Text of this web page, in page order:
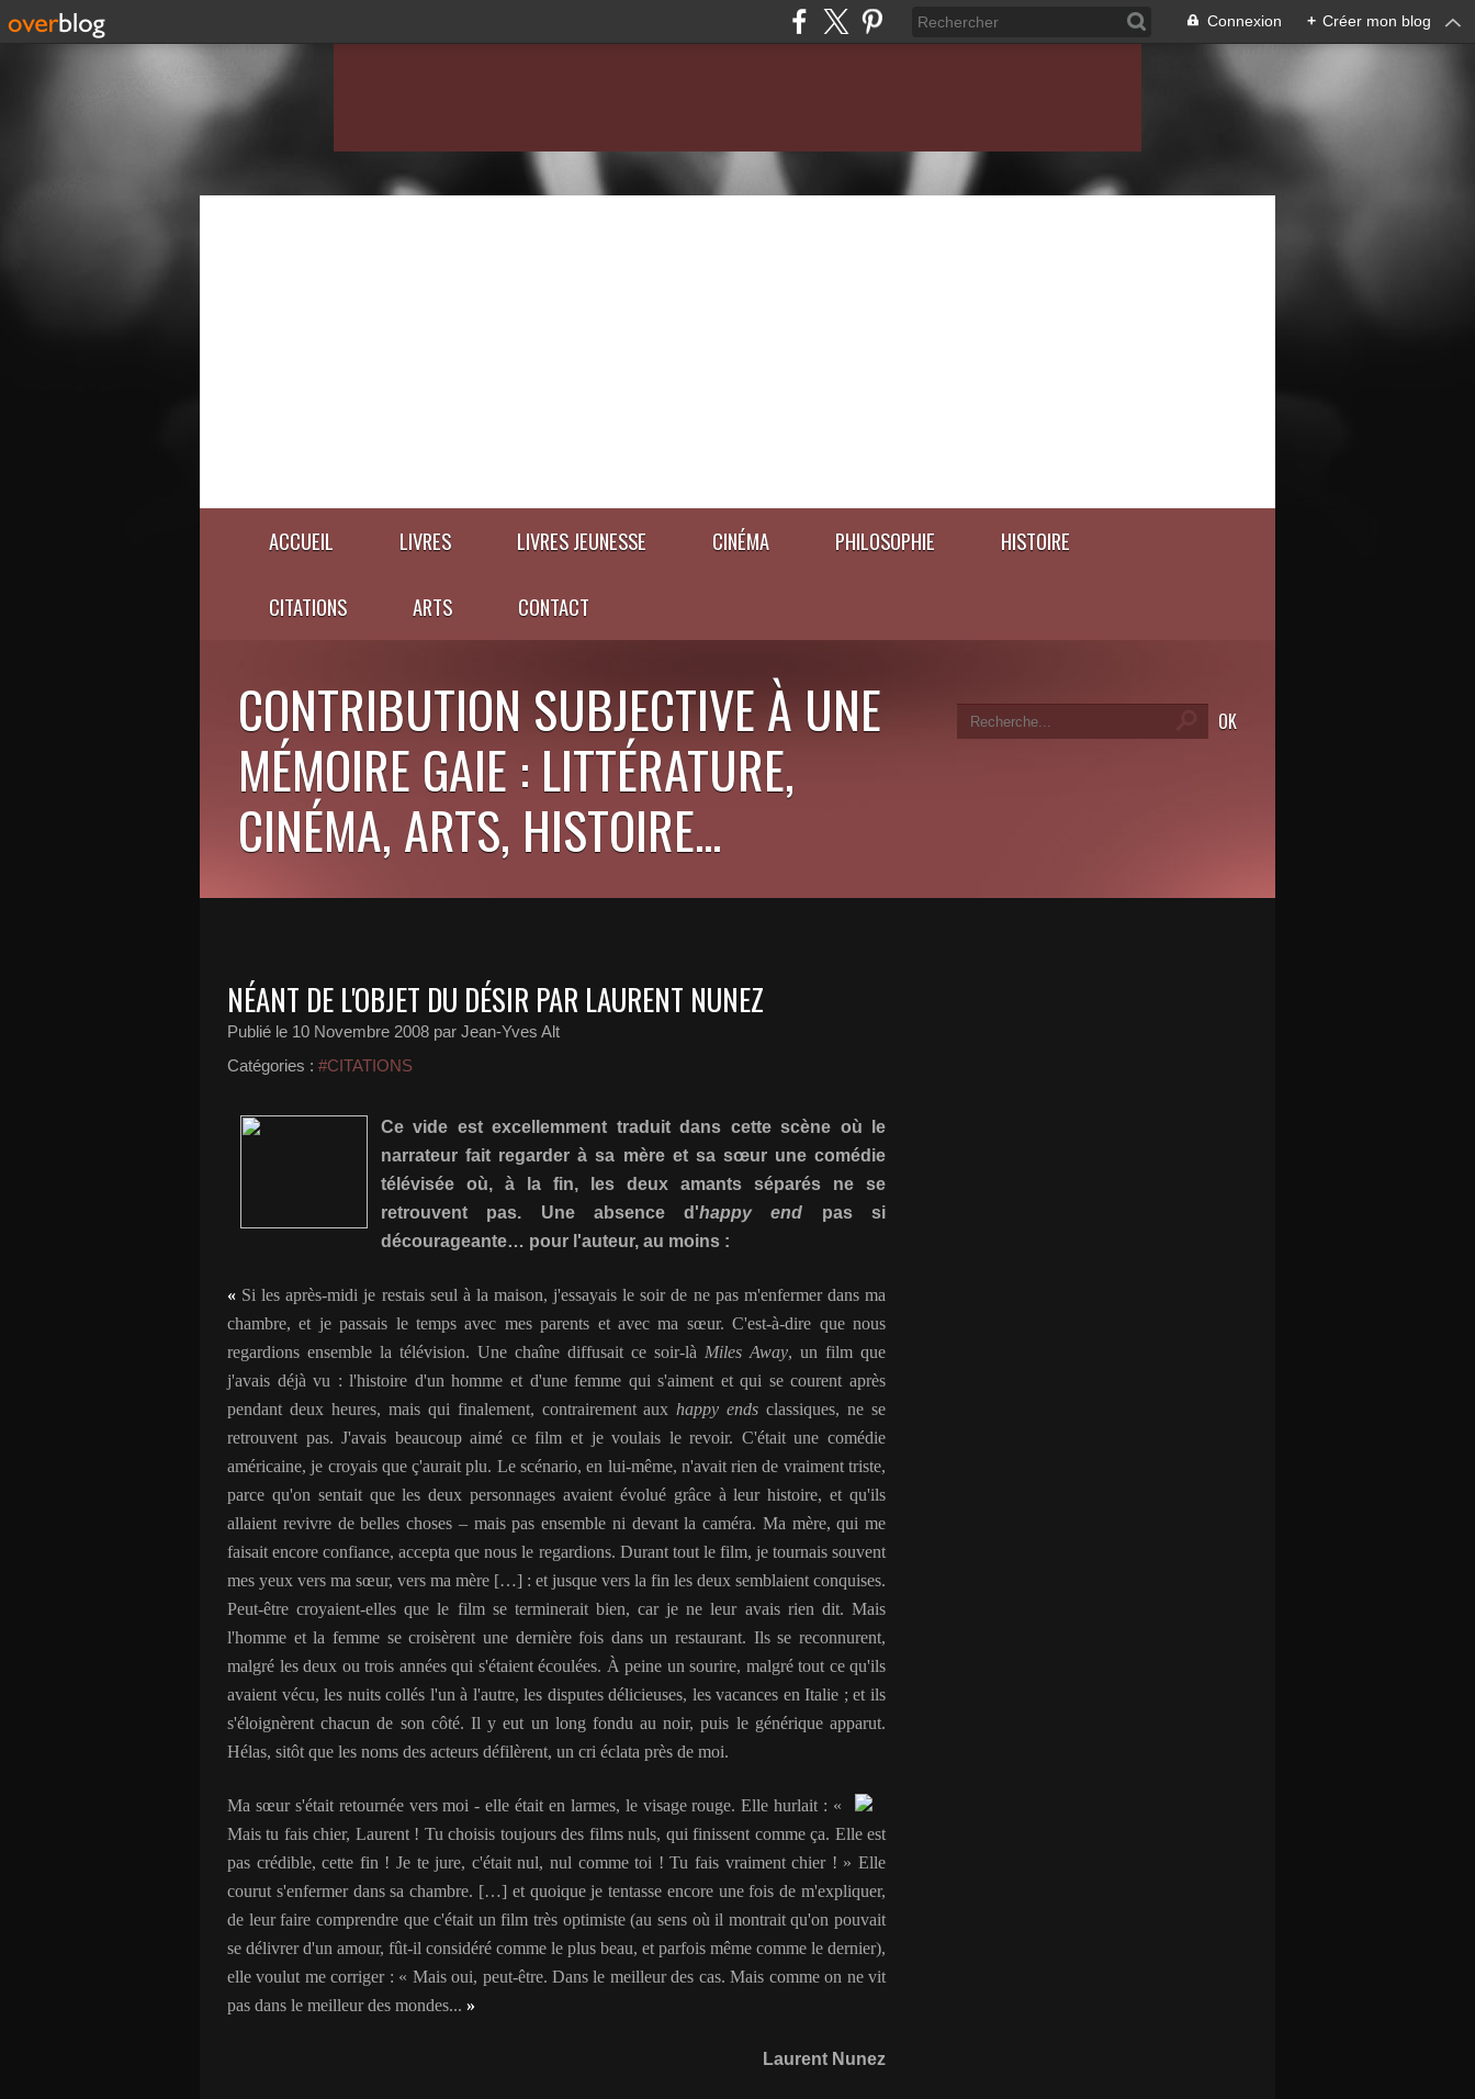
Connexion + Créer mon blog
ACCUEIL LIVRES LIVRES JEUNESSE CINÉMA PHILOSOPHIE HISTOIRE
CITATIONS ARTS CONTACT
CONTRIBUTION SUBJECTIVE À UNE
MÉMOIRE GAIE : LITTÉRATURE,
CINÉMA, ARTS, HISTOIRE...
NÉANT DE L'OBJET DU DÉSIR PAR LAURENT NUNEZ
Publié le 10 Novembre 2008 par Jean-Yves Alt
Catégories : #CITATIONS
Ce vide est excellemment traduit dans cette scène où le
narrateur fait regarder à sa mère et sa sœur une comédie
télévisée où, à la fin, les deux amants séparés ne se
retrouvent pas. Une absence d'happy end pas si
décourageante… pour l'auteur, au moins :
« Si les après-midi je restais seul à la maison, j'essayais le soir de ne pas m'enfermer dans ma
chambre, et je passais le temps avec mes parents et avec ma sœur. C'est-à-dire que nous
regardions ensemble la télévision. Une chaîne diffusait ce soir-là Miles Away, un film que
j'avais déjà vu : l'histoire d'un homme et d'une femme qui s'aiment et qui se courent après
pendant deux heures, mais qui finalement, contrairement aux happy ends classiques, ne se
retrouvent pas. J'avais beaucoup aimé ce film et je voulais le revoir. C'était une comédie
américaine, je croyais que ç'aurait plu. Le scénario, en lui-même, n'avait rien de vraiment triste,
parce qu'on sentait que les deux personnages avaient évolué grâce à leur histoire, et qu'ils
allaient revivre de belles choses – mais pas ensemble ni devant la caméra. Ma mère, qui me
faisait encore confiance, accepta que nous le regardions. Durant tout le film, je tournais souvent
mes yeux vers ma sœur, vers ma mère […] : et jusque vers la fin les deux semblaient conquises.
Peut-être croyaient-elles que le film se terminerait bien, car je ne leur avais rien dit. Mais
l'homme et la femme se croisèrent une dernière fois dans un restaurant. Ils se reconnurent,
malgré les deux ou trois années qui s'étaient écoulées. À peine un sourire, malgré tout ce qu'ils
avaient vécu, les nuits collés l'un à l'autre, les disputes délicieuses, les vacances en Italie ; et ils
s'éloignèrent chacun de son côté. Il y eut un long fondu au noir, puis le générique apparut.
Hélas, sitôt que les noms des acteurs défilèrent, un cri éclata près de moi.
Ma sœur s'était retournée vers moi - elle était en larmes, le visage rouge. Elle hurlait : «
Mais tu fais chier, Laurent ! Tu choisis toujours des films nuls, qui finissent comme ça. Elle est
pas crédible, cette fin ! Je te jure, c'était nul, nul comme toi ! Tu fais vraiment chier ! » Elle
courut s'enfermer dans sa chambre. […] et quoique je tentasse encore une fois de m'expliquer,
de leur faire comprendre que c'était un film très optimiste (au sens où il montrait qu'on pouvait
se délivrer d'un amour, fût-il considéré comme le plus beau, et parfois même comme le dernier),
elle voulut me corriger : « Mais oui, peut-être. Dans le meilleur des cas. Mais comme on ne vit
pas dans le meilleur des mondes... »
Laurent Nunez